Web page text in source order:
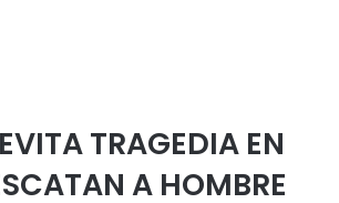
TRAGEDIA EN
A HOMBRE